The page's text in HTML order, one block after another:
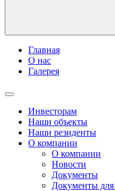
Главная
О нас
Галерея
Инвесторам
Наши объекты
Наши резиденты
О компании
О компании
Новости
Документы
Документы